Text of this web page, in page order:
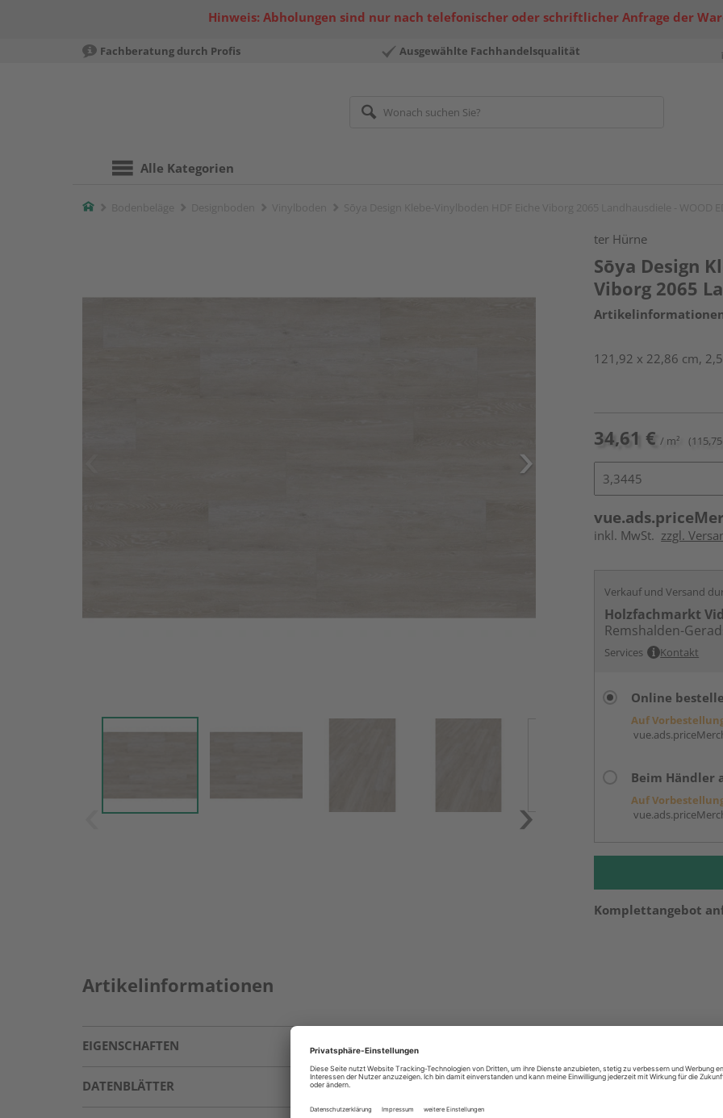
Hinweis: Abholungen sind nur nach telefonischer oder schriftlicher Anfrage der
Fachberatung durch Profis Ausgewählte Fachhandelsqualität
Alle Kategorien
Home
ter Hürne
Sōya Design
Viborg 2065
121,92 x 22,86 cm,
34,61 € / m²
inkl. MwSt. zzgl.
Verkauf und Versand
Holzfachmarkt
Remshalden-
Services Kontakt
Online
Auf
Beim Händler
Auf
Komplettangebot
Artikelinformationen
EIGENSCHAFTEN
DATENBLÄTTER